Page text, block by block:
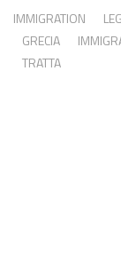
IMMIGRATION
GRECIA
TRATTA